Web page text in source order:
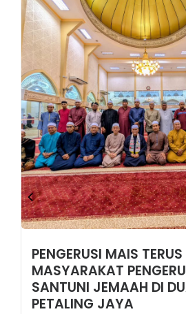
PENGERUSI MAIS
MASYARAKAT
SANTUNI JEMAAH DI
PETALING JAYA